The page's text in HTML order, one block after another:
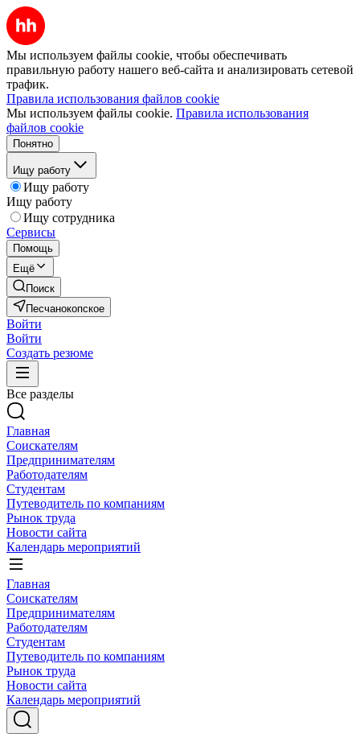
Мы используем файлы cookie, чтобы обеспечивать
правильную работу нашего веб-сайта и анализировать сетевой
трафик.
Правила использования файлов cookie
Мы используем файлы cookie. Правила использования
файлов cookie
Понятно
Ищу работу
Ищу работу
Ищу работу
Ищу сотрудника
Сервисы
Помощь
Ещё
Поиск
Песчанокопское
Войти
Войти
Создать резюме
Все разделы
Главная
Соискателям
Предпринимателям
Работодателям
Студентам
Путеводитель по компаниям
Рынок труда
Новости сайта
Календарь мероприятий
Главная
Соискателям
Предпринимателям
Работодателям
Студентам
Путеводитель по компаниям
Рынок труда
Новости сайта
Календарь мероприятий